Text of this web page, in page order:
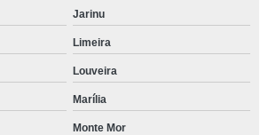
Jarinu
Limeira
Louveira
Marília
Monte Mor